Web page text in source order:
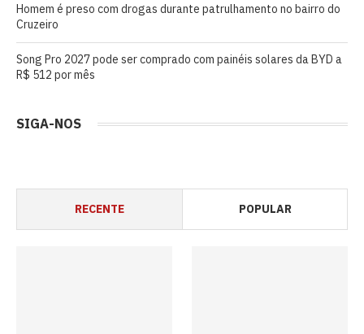
Homem é preso com drogas durante patrulhamento no bairro do
Cruzeiro
Song Pro 2027 pode ser comprado com painéis solares da BYD a
R$ 512 por mês
SIGA-NOS
RECENTE POPULAR